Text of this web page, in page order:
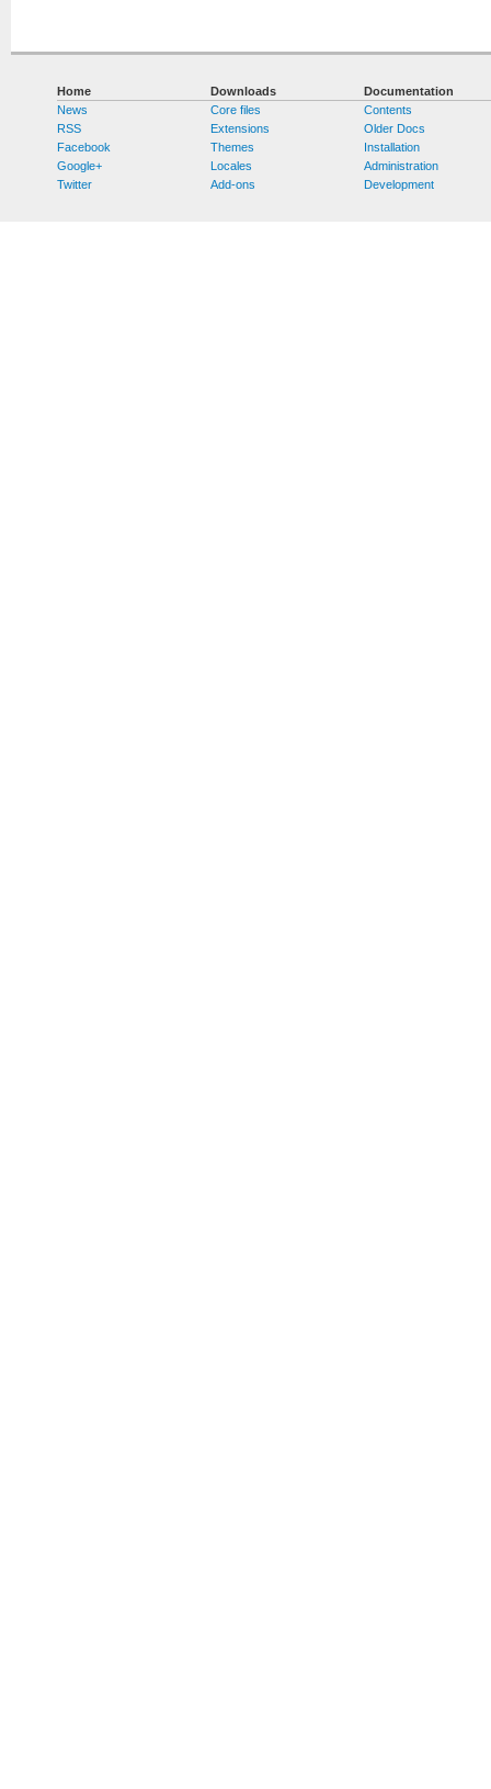
Home
News
RSS
Facebook
Google+
Twitter
Downloads
Core files
Extensions
Themes
Locales
Add-ons
Documentation
Contents
Older Docs
Installation
Administration
Development